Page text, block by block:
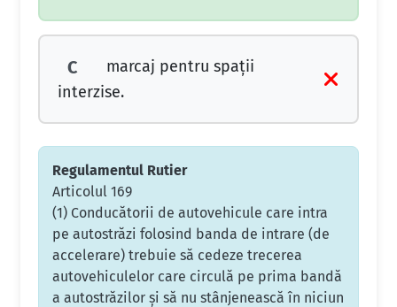
C
marcaj pentru spaţii
interzise.
Regulamentul Rutier
Articolul 169
(1) Conducătorii de autovehicule care intra
pe autostrăzi folosind banda de intrare (de
accelerare) trebuie să cedeze trecerea
autovehiculelor care circulă pe prima bandă
a autostrăzilor şi să nu stânjenească în niciun